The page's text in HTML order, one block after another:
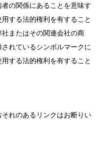
の関係にあることを意味す
する法的権利を有すること
またはその関連会社の商
れているシンボルマークに
する法的権利を有すること
れのあるリンクはお断りい